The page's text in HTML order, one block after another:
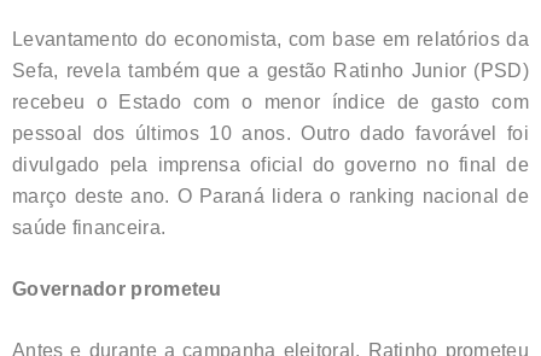
Levantamento do economista, com base em relatórios da
Sefa, revela também que a gestão Ratinho Junior (PSD)
recebeu o Estado com o menor índice de gasto com
pessoal dos últimos 10 anos. Outro dado favorável foi
divulgado pela imprensa oficial do governo no final de
março deste ano. O Paraná lidera o ranking nacional de
saúde financeira.
Governador prometeu
Antes e durante a campanha eleitoral, Ratinho prometeu